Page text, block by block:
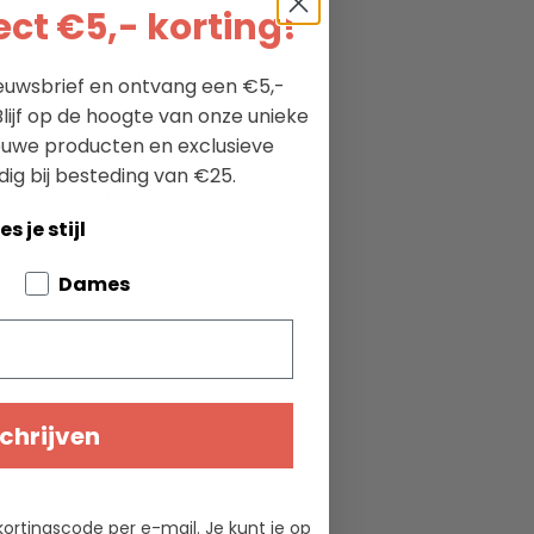
William Lockie
100% merino wol
4
navy/ecru
€5,- korting!
en ontvang een €5,-
op de hoogte van onze unieke
producten en exclusieve
bij besteding van €25.
je stijl
your pets
Dames
per e-mail. Je kunt je op